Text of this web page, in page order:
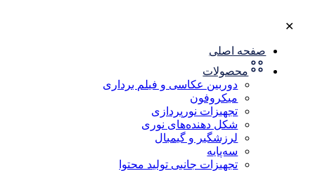
✕
صفحه اصلی
محصولات
دوربین عکاسی و فیلم برداری
میکروفون
تجهیزات نورپردازی
شکل‌ دهنده‌های نوری
لرزشگیر و گیمبال
سه‌پایه
تجهیزات جانبی تولید محتوا